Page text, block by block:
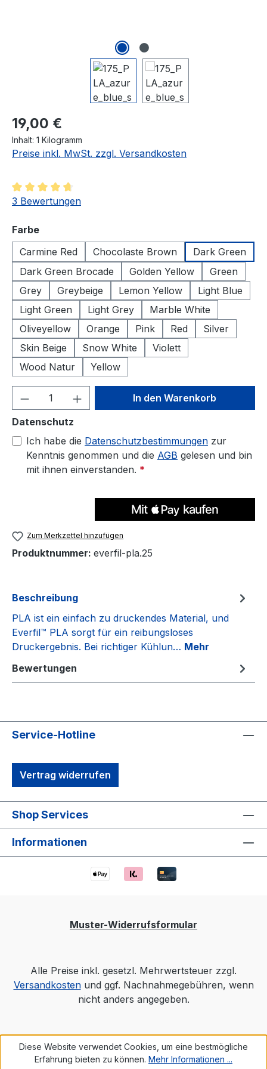
Regulärer Preis:
19,00 €
Inhalt: 1 Kilogramm
Preise inkl. MwSt. zzgl. Versandkosten
Durchschnittliche Bewertung von 4.83 von 5 Sternen
3 Bewertungen
Farbeauswählen
Carmine Red
Chocolaste Brown
Dark Green
Dark Green Brocade
Golden Yellow
Green
Grey
Greybeige Lemon Yellow
Light Blue
Light Green
Light Grey
Marble White
Oliveyellow
Orange Pink Red
Silver
Skin Beige
Snow White
Violett
Wood Natur
Yellow
Produkt Anzahl: Gib denIn den Warenkorb
Datenschutz
Ich habe die Datenschutzbestimmungen zur
Kenntnis genommen und die AGB gelesen und bin
mit ihnen einverstanden. *
Zum Merkzettel hinzufügen
Produktnummer: everfil-pla.25
Beschreibung
PLA ist ein einfach zu druckendes Material, und
Everfil™ PLA sorgt für ein reibungsloses
Druckergebnis. Bei richtiger Kühlun… Mehr
Bewertungen
Service-Hotline
Vertrag widerrufen
Shop Services
Informationen
Muster-Widerrufsformular
Alle Preise inkl. gesetzl. Mehrwertsteuer zzgl.
Versandkostenund ggf. Nachnahmegebühren, wenn
nicht anders angegeben.
Diese Website verwendet Cookies, um eine bestmögliche
Erfahrung bieten zu können. Mehr Informationen ...